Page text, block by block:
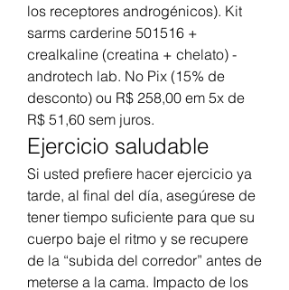
los receptores androgénicos). Kit
sarms carderine 501516 +
crealkaline (creatina + chelato) -
androtech lab. No Pix (15% de
desconto) ou R$ 258,00 em 5x de
R$ 51,60 sem juros.
Ejercicio saludable
Si usted prefiere hacer ejercicio ya
tarde, al final del día, asegúrese de
tener tiempo suficiente para que su
cuerpo baje el ritmo y se recupere
de la “subida del corredor” antes de
meterse a la cama. Impacto de los